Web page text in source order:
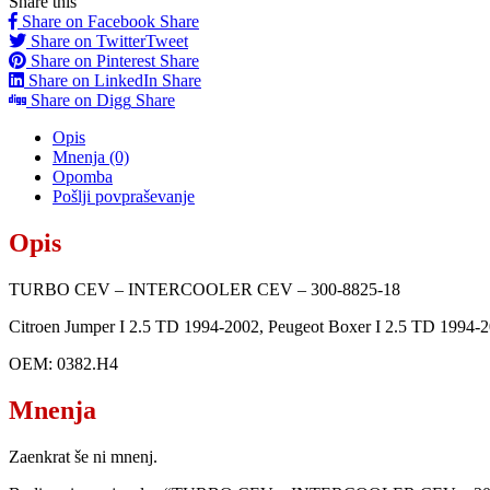
Share on Facebook Share
Share on TwitterTweet
Share on Pinterest Share
Share on LinkedIn Share
Share on Digg Share
Opis
Mnenja (0)
Opomba
Pošlji povpraševanje
Opis
TURBO CEV – INTERCOOLER CEV – 300-8825-18
Citroen Jumper I 2.5 TD 1994-2002, Peugeot Boxer I 2.5 TD 1994-
OEM: 0382.H4
Mnenja
Zaenkrat še ni mnenj.